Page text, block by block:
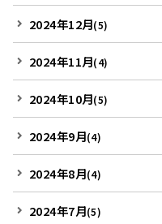
2024年12月(5)
2024年11月(4)
2024年10月(5)
2024年9月(4)
2024年8月(4)
2024年7月(5)